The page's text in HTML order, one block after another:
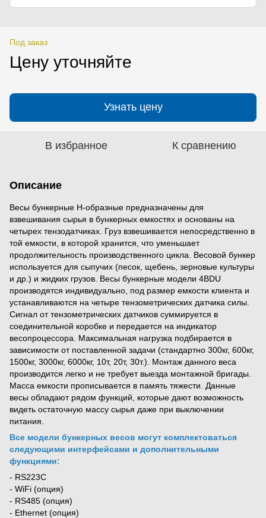
Под заказ
Цену уточняйте
Узнать цену
В избранное К сравнению
Описание
Весы бункерные H-образные предназначены для
взвешивания сырья в бункерных емкостях и основаны на
четырех тензодатчиках. Груз взвешивается непосредственно в
той емкости, в которой хранится, что уменьшает
продолжительность производственного цикла. Весовой бункер
используется для сыпучих (песок, щебень, зерновые культуры
и др.) и жидких грузов. Весы бункерные модели 4BDU
производятся индивидуально, под размер емкости клиента и
устанавливаются на четыре тензометрических датчика силы.
Сигнал от тензометрических датчиков суммируется в
соединительной коробке и передается на индикатор
весопроцессора. Максимальная нагрузка подбирается в
зависимости от поставленной задачи (стандартно 300кг, 600кг,
1500кг, 3000кг, 6000кг, 10т, 20т, 30т.). Монтаж данного веса
производится легко и не требует выезда монтажной бригады.
Масса емкости прописывается в память тяжести. Данные
весы обладают рядом функций, которые дают возможность
видеть остаточную массу сырья даже при выключении
питания.
Все модели бункерных весов могут комплектоваться
следующими интерфейсами и дополнительными
функциями:
- RS223C
- WiFi (опция)
- RS485 (опция)
- Ethernet (опция)